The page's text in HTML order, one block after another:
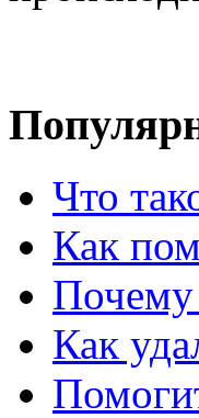
Что
Как
Почему
Как